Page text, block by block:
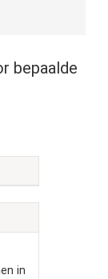
bepaalde
in